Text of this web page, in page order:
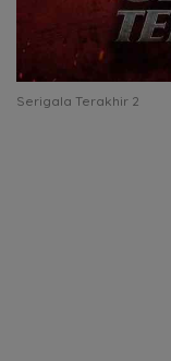
Serigala Terakhir 2